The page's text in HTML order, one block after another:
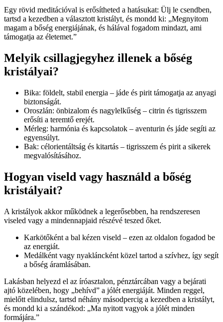
Egy rövid meditációval is erősítheted a hatásukat: Ülj le csendben,
tartsd a kezedben a választott kristályt, és mondd ki: „Megnyitom
magam a bőség energiájának, és hálával fogadom mindazt, ami
támogatja az életemet.”
Melyik csillagjegyhez illenek a bőség
kristályai?
Bika: földelt, stabil energia – jáde és pirit támogatja az anyagi
biztonságát.
Oroszlán: önbizalom és nagylelkűség – citrin és tigrisszem
erősíti a teremtő erejét.
Mérleg: harmónia és kapcsolatok – aventurin és jáde segíti az
egyensúlyt.
Bak: célorientáltság és kitartás – tigrisszem és pirit a sikerek
megvalósításához.
Hogyan viseld vagy használd a bőség
kristályait?
A kristályok akkor működnek a legerősebben, ha rendszeresen
viseled vagy a mindennapjaid részévé teszed őket.
Karkötőként a bal kézen viseld – ezen az oldalon fogadod be
az energiát.
Medálként vagy nyakláncként közel tartod a szívhez, így segít
a bőség áramlásában.
Lakásban helyezd el az íróasztalon, pénztárcában vagy a bejárati
ajtó közelében, hogy „behívd” a jólét energiáját. Minden reggel,
mielőtt elindulsz, tartsd néhány másodpercig a kezedben a kristályt,
és mondd ki a szándékod: „Ma nyitott vagyok a jólét minden
formájára.”